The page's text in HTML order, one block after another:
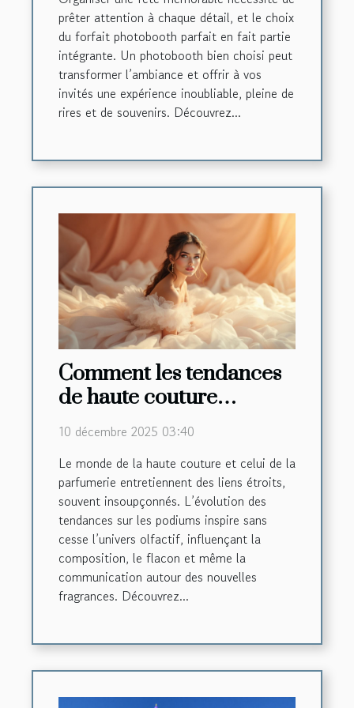
prêter attention à chaque détail, et le choix
du forfait photobooth parfait en fait partie
intégrante. Un photobooth bien choisi peut
transformer l’ambiance et offrir à vos
invités une expérience inoubliable, pleine de
rires et de souvenirs. Découvrez...
Comment les tendances
de haute couture
influencent-elles les
créations de parfums ?
10 décembre 2025 03:40
Le monde de la haute couture et celui de la
parfumerie entretiennent des liens étroits,
souvent insoupçonnés. L’évolution des
tendances sur les podiums inspire sans
cesse l’univers olfactif, influençant la
composition, le flacon et même la
communication autour des nouvelles
fragrances. Découvrez...